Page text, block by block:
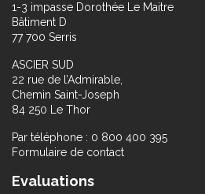
1-3 impasse Dorothée Le Maitre
Bâtiment D
77 700 Serris
ASCIER SUD
22 rue de l’Admirable,
Chemin Saint-Joseph
84 250 Le Thor
Par téléphone : 0 800 400 395
Formulaire de contact
Evaluations